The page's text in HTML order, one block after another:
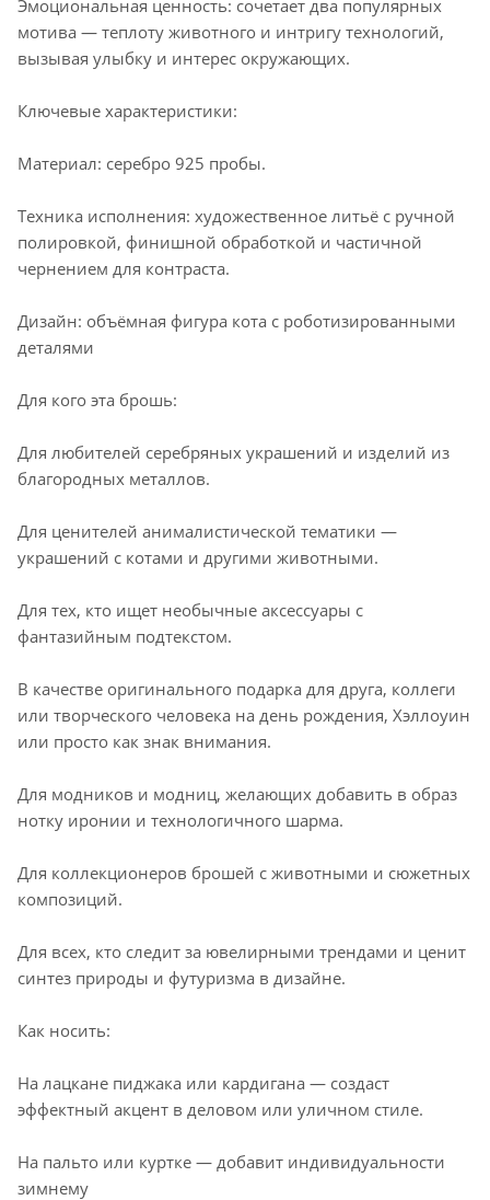
Эмоциональная ценность: сочетает два популярных
мотива — теплоту животного и интригу технологий,
вызывая улыбку и интерес окружающих.
Ключевые характеристики:
Материал: серебро 925 пробы.
Техника исполнения: художественное литьё с ручной
полировкой, финишной обработкой и частичной
чернением для контраста.
Дизайн: объёмная фигура кота с роботизированными
деталями
Для кого эта брошь:
Для любителей серебряных украшений и изделий из
благородных металлов.
Для ценителей анималистической тематики —
украшений с котами и другими животными.
Для тех, кто ищет необычные аксессуары с
фантазийным подтекстом.
В качестве оригинального подарка для друга, коллеги
или творческого человека на день рождения, Хэллоуин
или просто как знак внимания.
Для модников и модниц, желающих добавить в образ
нотку иронии и технологичного шарма.
Для коллекционеров брошей с животными и сюжетных
композиций.
Для всех, кто следит за ювелирными трендами и ценит
синтез природы и футуризма в дизайне.
Как носить:
На лацкане пиджака или кардигана — создаст
эффектный акцент в деловом или уличном стиле.
На пальто или куртке — добавит индивидуальности
зимнему